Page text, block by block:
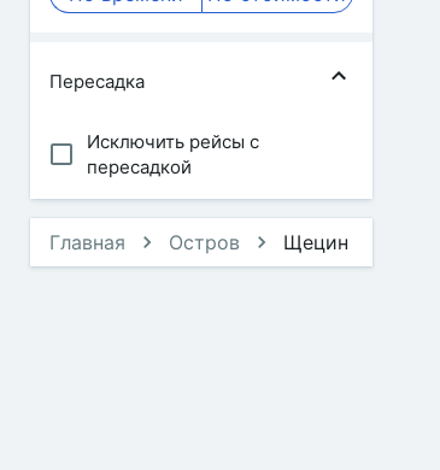
Пересадка
Исключить рейсы с
пересадкой
Главная Остров Щецин